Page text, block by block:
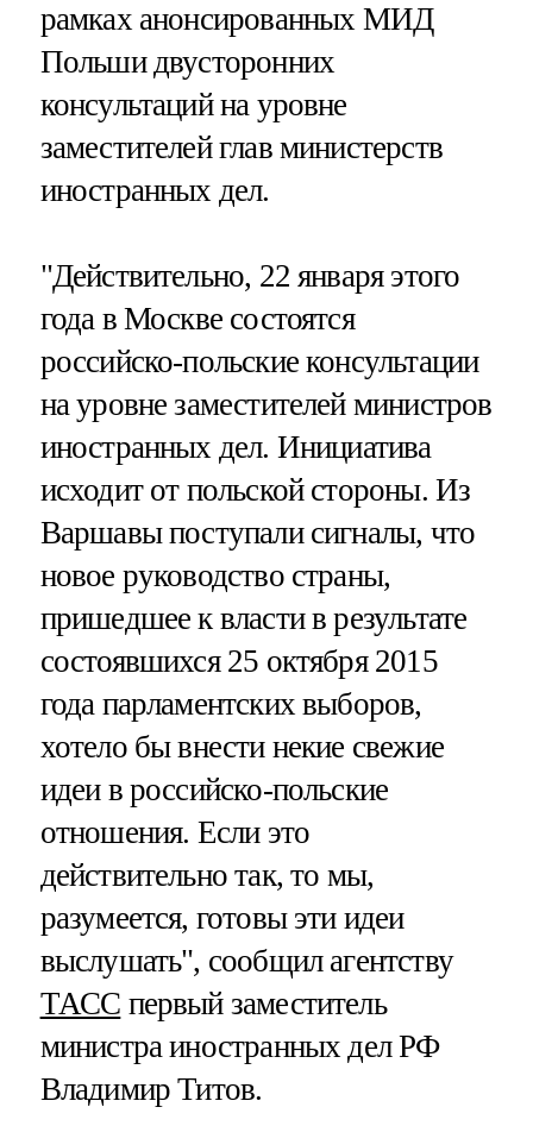
рамках анонсированных МИД
Польши двусторонних
консультаций на уровне
заместителей глав министерств
иностранных дел.
"Действительно, 22 января этого
года в Москве состоятся
российско-польские консультации
на уровне заместителей министров
иностранных дел. Инициатива
исходит от польской стороны. Из
Варшавы поступали сигналы, что
новое руководство страны,
пришедшее к власти в результате
состоявшихся 25 октября 2015
года парламентских выборов,
хотело бы внести некие свежие
идеи в российско-польские
отношения. Если это
действительно так, то мы,
разумеется, готовы эти идеи
выслушать", сообщил агентству
ТАСС первый заместитель
министра иностранных дел РФ
Владимир Титов.